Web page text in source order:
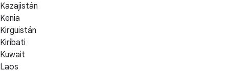
Kazajistán
Kenia
Kirguistán
Kiribati
Kuwait
Laos